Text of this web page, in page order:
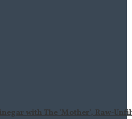
with The 'Mother', Raw-